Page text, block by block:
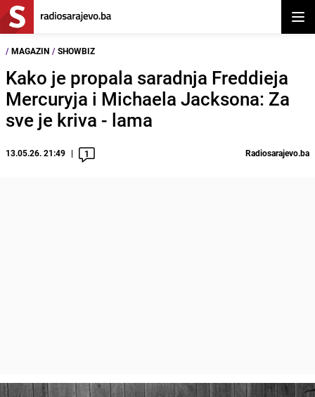
/ MAGAZIN / SHOWBIZ
Kako je propala saradnja Freddieja
Mercuryja i Michaela Jacksona: Za
sve je kriva - lama
13.05.26. 21:49 1 Radiosarajevo.ba